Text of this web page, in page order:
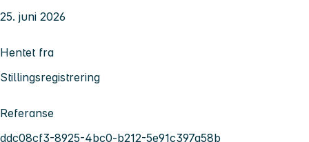
25. juni 2026
Hentet fra
Stillingsregistrering
Referanse
ddc08cf3-8925-4bc0-b212-5e91c397a58b